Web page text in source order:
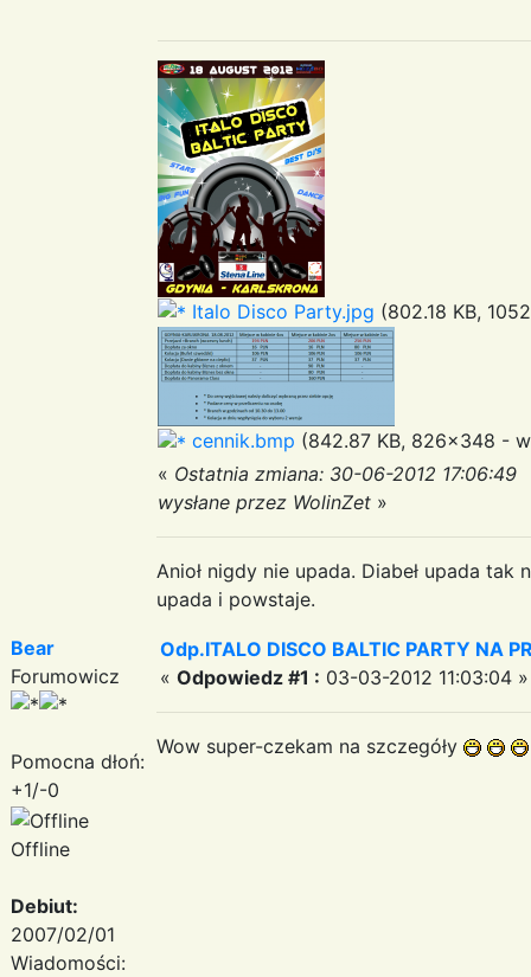
Italo Disco Party.jpg (802.18 KB,
cennik.bmp (842.87 KB, 826x348 -
« Ostatnia zmiana: 30-06-2012 17:06:49
wysłane przez WolinZet »
Anioł nigdy nie upada. Diabeł upada
upada i powstaje.
Bear
Forumowicz
Pomocna dłoń:
+1/-0
Offline
Debiut:
2007/02/01
Wiadomości:
Odp.ITALO DISCO BALTIC PARTY NA
« Odpowiedz #1 : 03-03-2012 11:03:04 »
Wow super-czekam na szczegóły